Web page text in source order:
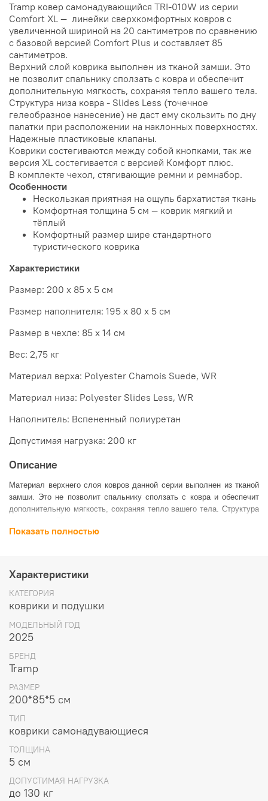
Tramp ковер самонадувающийся TRI-010W из серии
Comfort XL — линейки сверхкомфортных ковров с
увеличенной шириной на 20 сантиметров по сравнению
с базовой версией Comfort Plus и составляет 85
сантиметров.
Верхний слой коврика выполнен из тканой замши. Это
не позволит спальнику сползать с ковра и обеспечит
дополнительную мягкость, сохраняя тепло вашего тела.
Структура низа ковра - Slides Less (точечное
гелеобразное нанесение) не даст ему скользить по дну
палатки при расположении на наклонных поверхностях.
Надежные пластиковые клапаны.
Коврики состегиваются между собой кнопками, так же
версия XL состегивается с версией Комфорт плюс.
В комплекте чехол, стягивающие ремни и ремнабор.
Особенности
Нескользкая приятная на ощупь бархатистая ткань
Комфортная толщина 5 см — коврик мягкий и
тёплый
Комфортный размер шире стандартного
туристического коврика
Характеристики
Размер: 200 х 85 х 5 см
Размер наполнителя: 195 х 80 х 5 см
Размер в чехле: 85 х 14 см
Вес: 2,75 кг
Материал верха: Polyester Chamois Suede, WR
Материал низа: Polyester Slides Less, WR
Наполнитель: Вспененный полиуретан
Допустимая нагрузка: 200 кг
Описание
Материал верхнего слоя ковров данной серии выполнен из тканой
замши. Это не позволит спальнику сползать с ковра и обеспечит
дополнительную мягкость, сохраняя тепло вашего тела. Структура
ему скользить по дну палатки при расположении на наклонных
вторым клапаном для сокращения времени самонадувания.
Ковёр имеет чехол и стягивающие ремни. Снабжен кнопками с
обеих сторон для состёгивания с другими ковриками.
Гарантия
Наполнитель
Страна-производитель
Допустимая нагрузка, кг
Тип самонадувающийся коврик
Материал верха
Ремнабор в комплекте
Показать полностью
Характеристики
КАТЕГОРИЯ
коврики и подушки
МОДЕЛЬНЫЙ ГОД
2025
БРЕНД
Tramp
РАЗМЕР
200*85*5 см
ТИП
коврики самонадувающиеся
ТОЛЩИНА
5 см
ДОПУСТИМАЯ НАГРУЗКА
до 130 кг